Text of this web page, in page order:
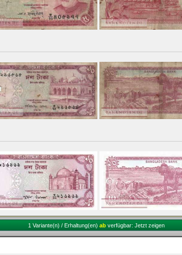
1 Variante(n) / Erhaltung(en) ab verfügbar: Jetzt zeigen